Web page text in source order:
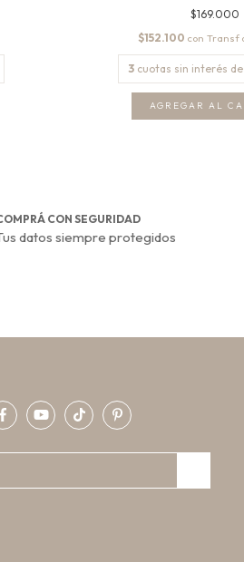
$169.000
$152.100 con
3 cuotas sin interés de
CON SEGURIDAD
datos siempre protegidos